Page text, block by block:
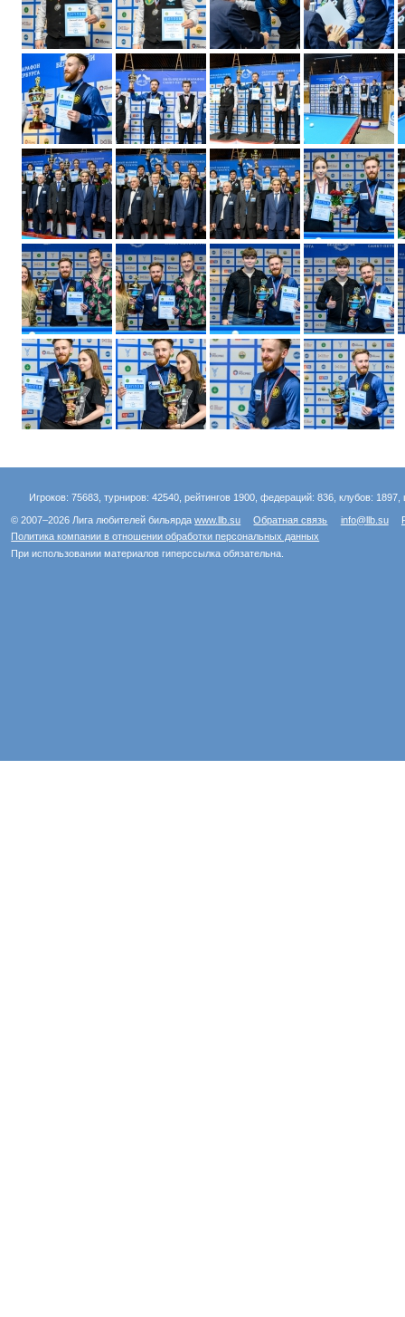
Игроков: 75683, турниров: 42540, рейтингов 1900, федераций: 836, клубов:
© 2007–2026 Лига любителей бильярдаwww.llb.su Обратная связь info@llb.su
Политика компании в отношении обработки персональных данных
При использовании материалов гиперссылка обязательна.